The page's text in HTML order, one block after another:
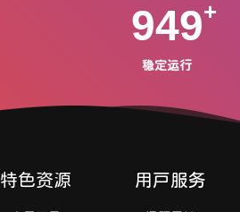
949
稳定运行
特色资源 用户服务